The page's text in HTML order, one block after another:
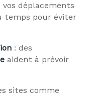
vos déplacements
temps pour éviter
: des
aident à prévoir
sites comme